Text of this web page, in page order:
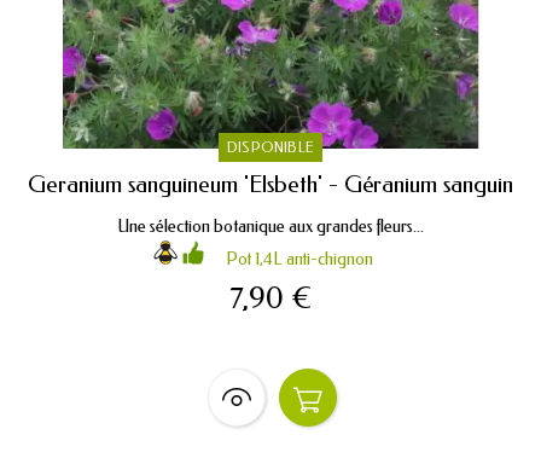
DISPONIBLE
Geranium sanguineum 'Elsbeth' - Géranium sanguin
Une sélection botanique aux grandes fleurs...
Pot 1,4L anti-chignon
7,90 €